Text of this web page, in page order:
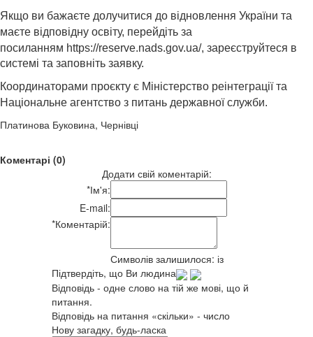
Якщо ви бажаєте долучитися до відновлення України та
маєте відповідну освіту, перейдіть за
посиланням https://reserve.nads.gov.ua/, зареєструйтеся в
системі та заповніть заявку.
Координаторами проєкту є Міністерство реінтеграції та
Національне агентство з питань державної служби.
Платинова Буковина, Чернівці
Коментарі (0)
Додати свій коментарій:
*Ім'я:
E-mail:
*Коментарій:
Символів залишилося: із
Підтвердіть, що Ви людина
Відповідь - одне слово на тій же мові, що й
питання.
Відповідь на питання «скільки» - число
Нову загадку, будь-ласка